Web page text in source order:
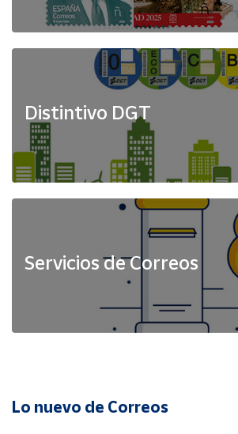
Distintivo DGT
Servicios de Correos
Lo nuevo de Correos